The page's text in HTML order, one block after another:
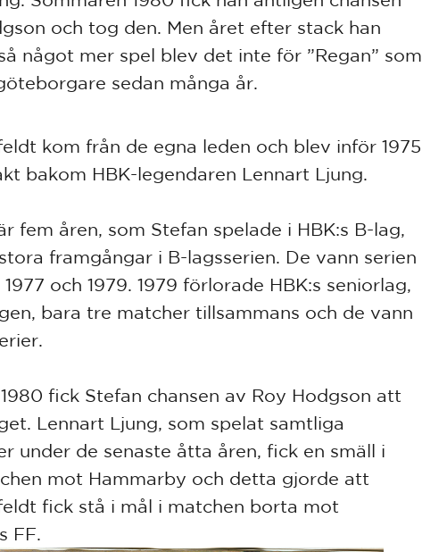
och tog den. Men året efter stack han
något mer spel blev det inte för ”Regan” som
sedan många år.
kom från de egna leden och blev inför 1975
bakom HBK-legendaren Lennart Ljung.
fem åren, som Stefan spelade i HBK:s B-lag,
framgångar i B-lagsserien. De vann serien
och 1979. 1979 förlorade HBK:s seniorlag,
bara tre matcher tillsammans och de vann
fick Stefan chansen av Roy Hodgson att
Lennart Ljung, som spelat samtliga
under de senaste åtta åren, fick en smäll i
mot Hammarby och detta gjorde att
fick stå i mål i matchen borta mot
FF.